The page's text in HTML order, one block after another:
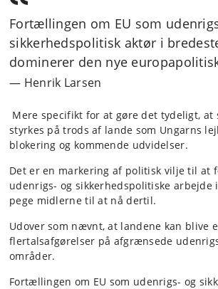
Fortællingen om EU som
sikkerhedspolitisk aktør i
dominerer den nye
Henrik Larsen
Mere specifikt for at gøre det tydeligt, at
styrkes på trods af lande som Ungarns
blokering og kommende udvidelser.
Det er en markering af politisk vilje til at
udenrigs- og sikkerhedspolitiske arbejde
pege midlerne til at nå dertil.
Udover som nævnt, at landene kan blive
flertalsafgørelser på afgrænsede
områder.
Fortællingen om EU som udenrigs- og